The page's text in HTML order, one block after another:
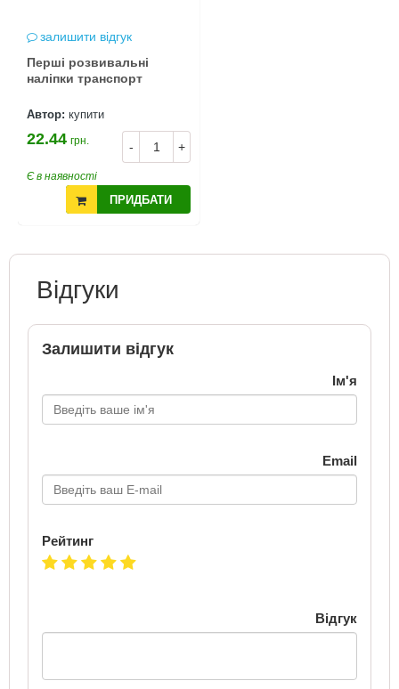
залишити відгук
Перші розвивальні
наліпки транспорт
Автор: купити
- +
22.44 грн.
Є в наявності
ПРИДБАТИ
Відгуки
Залишити відгук
Ім'я
Email
Рейтинг
Відгук